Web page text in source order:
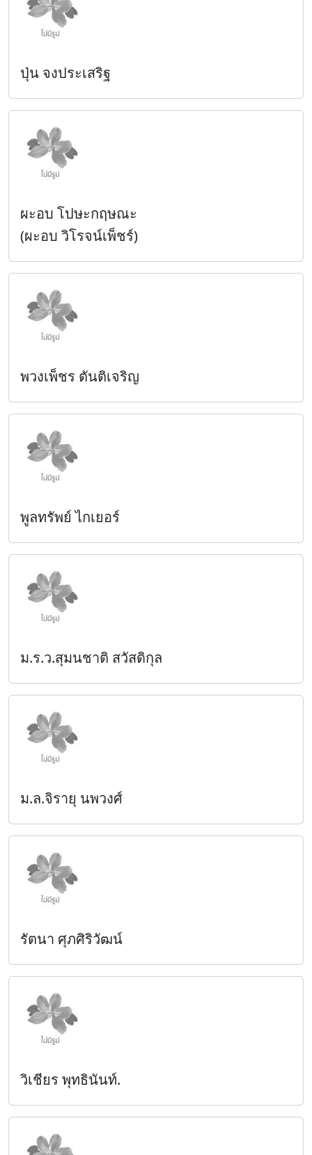
ปุ่น จงประเสริฐ
ผะอบ โปษะกฤษณะ
(ผะอบ วิโรจน์เพ็ชร์)
พวงเพ็ชร ตันติเจริญ
พูลทรัพย์ ไกเยอร์
ม.ร.ว.สุมนชาติ สวัสดิกุล
ม.ล.จิรายุ นพวงศ์
รัตนา ศุภศิริวัฒน์
วิเชียร พุทธินันท์.